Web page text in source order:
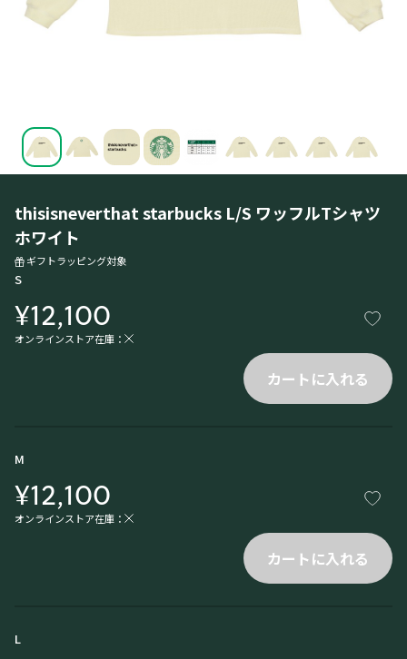
thisisneverthat starbucks L/S ワッフルTシャツ
ホワイト
ギフトラッピング対象
S
¥12,100
オンラインストア在庫：
カートに入れる
M
¥12,100
オンラインストア在庫：
カートに入れる
L